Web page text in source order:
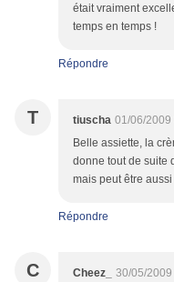
était vraiment
temps en temps !
Répondre
T tiuscha 01/06/2009
Belle assiette, la
donne tout de suite
mais peut être
Répondre
C Cheez_
30/05/